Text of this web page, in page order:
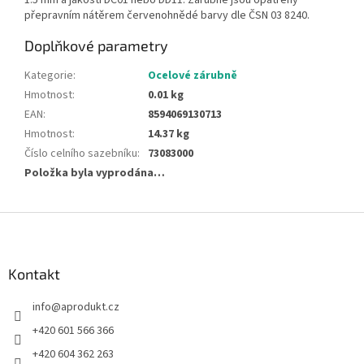
přepravním nátěrem červenohnědé barvy dle ČSN 03 8240.
Doplňkové parametry
Kategorie:
Ocelové zárubně
Hmotnost:
0.01 kg
EAN:
8594069130713
Hmotnost:
14.37 kg
Číslo celního sazebníku: 73083000
Položka byla vyprodána…
Kontakt
info@aprodukt.cz
+420 601 566 366
+420 604 362 263